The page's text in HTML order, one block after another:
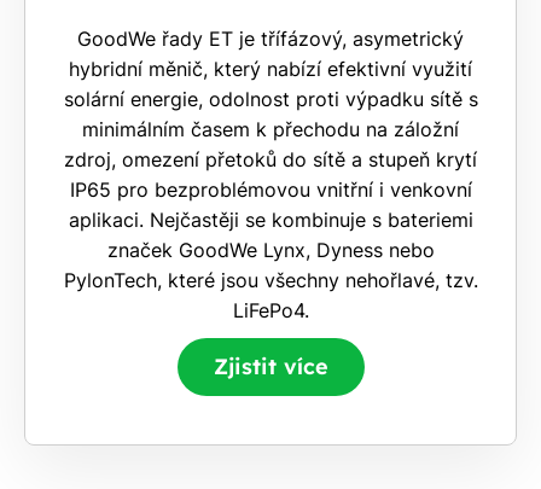
GoodWe řady ET je třífázový, asymetrický
hybridní měnič, který nabízí efektivní využití
solární energie, odolnost proti výpadku sítě s
minimálním časem k přechodu na záložní
zdroj, omezení přetoků do sítě a stupeň krytí
IP65 pro bezproblémovou vnitřní i venkovní
aplikaci. Nejčastěji se kombinuje s bateriemi
značek GoodWe Lynx, Dyness nebo
PylonTech, které jsou všechny nehořlavé, tzv.
LiFePo4.
Zjistit více